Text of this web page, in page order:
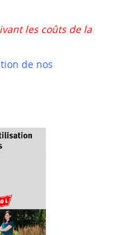
les coûts de la
de nos